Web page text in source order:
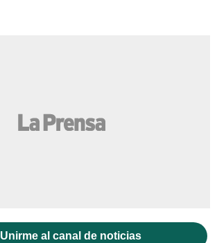
Unirme al canal de noticias